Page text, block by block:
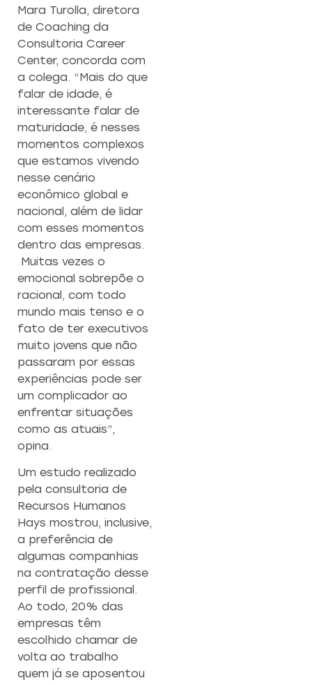
Mara Turolla, diretora
de Coaching da
Consultoria Career
Center, concorda com
a colega. “Mais do que
falar de idade, é
interessante falar de
maturidade, é nesses
momentos complexos
que estamos vivendo
nesse cenário
econômico global e
nacional, além de lidar
com esses momentos
dentro das empresas.
Muitas vezes o
emocional sobrepõe o
racional, com todo
mundo mais tenso e o
fato de ter executivos
muito jovens que não
passaram por essas
experiências pode ser
um complicador ao
enfrentar situações
como as atuais”,
opina.
Um estudo realizado
pela consultoria de
Recursos Humanos
Hays mostrou, inclusive,
a preferência de
algumas companhias
na contratação desse
perfil de profissional.
Ao todo, 20% das
empresas têm
escolhido chamar de
volta ao trabalho
quem já se aposentou